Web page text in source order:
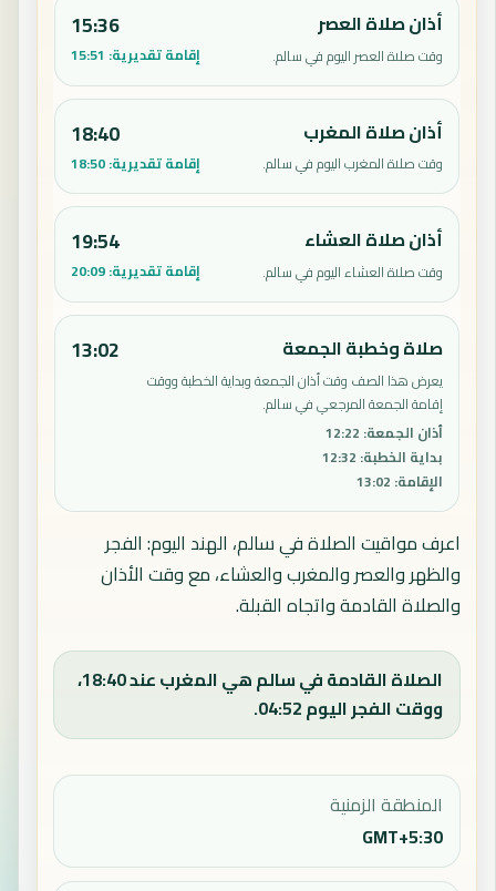
أذان صلاة العصر
وقت صلاة العصر اليوم في سالم.
15:36
إقامة تقديرية: 15:51
أذان صلاة المغرب
وقت صلاة المغرب اليوم في سالم.
18:40
إقامة تقديرية:18:50
أذان صلاة العشاء
وقت صلاة العشاء اليوم في سالم.
19:54
إقامة تقديرية:20:09
صلاة وخطبة الجمعة
يعرض هذا الصف وقت أذان الجمعة وبداية الخطبة ووقت
إقامة الجمعة المرجعي في سالم.
أذان الجمعة:
12:22
بداية الخطبة:
12:32
الإقامة:
13:02
13:02
اعرف مواقيت الصلاة في سالم، الهند اليوم: الفجر
والظهر والعصر والمغرب والعشاء، مع وقت الأذان
والصلاة القادمة واتجاه القبلة.
الصلاة القادمة في سالم هي المغرب عند 18:40،
ووقت الفجر اليوم 04:52.
المنطقة الزمنية
GMT+5:30